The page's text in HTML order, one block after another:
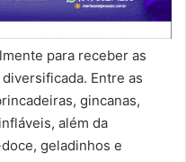
para receber as
Entre as
gincanas,
além da
geladinhos e